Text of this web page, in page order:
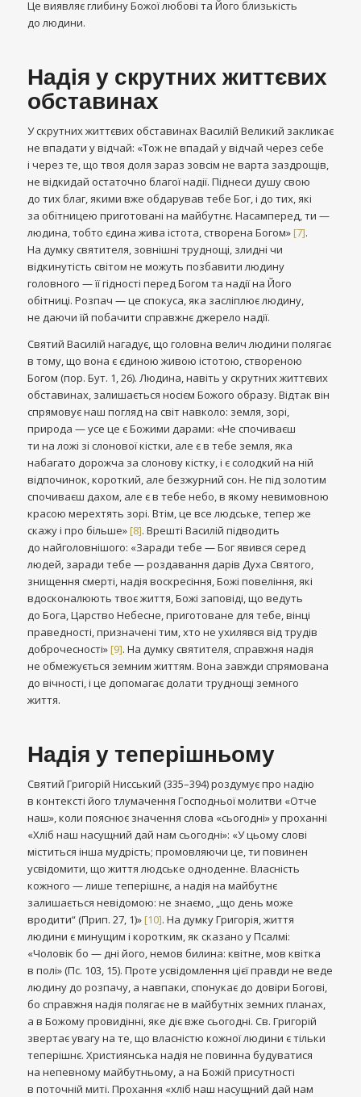
Це виявляє глибину Божої любові та Його близькість
до людини.
Надія у скрутних життєвих
обставинах
У скрутних життєвих обставинах Василій Великий закликає
не впадати у відчай: «Тож не впадай у відчай через себе
і через те, що твоя доля зараз зовсім не варта заздрощів,
не відкидай остаточно благої надії. Піднеси душу свою
до тих благ, якими вже обдарував тебе Бог, і до тих, які
за обітницею приготовані на майбутнє. Насамперед, ти —
людина, тобто єдина жива істота, створена Богом»[7].
На думку святителя, зовнішні труднощі, злидні чи
відкинутість світом не можуть позбавити людину
головного — її гідності перед Богом та надії на Його
обітниці. Розпач — це спокуса, яка засліплює людину,
не даючи їй побачити справжнє джерело надії.
Святий Василій нагадує, що головна велич людини полягає
в тому, що вона є єдиною живою істотою, створеною
Богом (пор. Бут. 1, 26). Людина, навіть у скрутних життєвих
обставинах, залишається носієм Божого образу. Відтак він
спрямовує наш погляд на світ навколо: земля, зорі,
природа — усе це є Божими дарами: «Не спочиваєш
ти на ложі зі слонової кістки, але є в тебе земля, яка
набагато дорожча за слонову кістку, і є солодкий на ній
відпочинок, короткий, але безжурний сон. Не під золотим
спочиваєш дахом, але є в тебе небо, в якому невимовною
красою мерехтять зорі. Втім, це все людське, тепер же
скажу і про більше»[8]. Врешті Василій підводить
до найголовнішого: «Заради тебе — Бог явився серед
людей, заради тебе — роздавання дарів Духа Святого,
знищення смерті, надія воскресіння, Божі повеління, які
вдосконалюють твоє життя, Божі заповіді, що ведуть
до Бога, Царство Небесне, приготоване для тебе, вінці
праведності, призначені тим, хто не ухилявся від трудів
доброчесності»[9]. На думку святителя, справжня надія
не обмежується земним життям. Вона завжди спрямована
до вічності, і це допомагає долати труднощі земного
життя.
Надія у теперішньому
Святий Григорій Нисський (335–394) роздумує про надію
в контексті його тлумачення Господньої молитви «Отче
наш», коли пояснює значення слова «сьогодні» у проханні
«Хліб наш насущний дай нам сьогодні»: «У цьому слові
міститься інша мудрість; промовляючи це, ти повинен
усвідомити, що життя людське одноденне. Власність
кожного — лише теперішнє, а надія на майбутнє
залишається невідомою: не знаємо, „що день може
вродити“ (Прип. 27, 1)»[10]. На думку Григорія, життя
людини є минущим і коротким, як сказано у Псалмі:
«Чоловік бо — дні його, немов билина: квітне, мов квітка
в полі» (Пс. 103, 15). Проте усвідомлення цієї правди не веде
людину до розпачу, а навпаки, спонукає до довіри Богові,
бо справжня надія полягає не в майбутніх земних планах,
а в Божому провидінні, яке діє вже сьогодні. Св. Григорій
звертає увагу на те, що власністю кожної людини є тільки
теперішнє. Християнська надія не повинна будуватися
на непевному майбутньому, а на Божій присутності
в поточній миті. Прохання «хліб наш насущний дай нам